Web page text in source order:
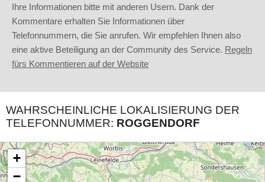
Ihre Informationen bitte mit anderen Usern. Dank der
Kommentare erhalten Sie Informationen über
Telefonnummern, die Sie anrufen. Wir empfehlen Ihnen also
eine aktive Beteiligung an der Community des Service. Regeln
fürs Kommentieren auf der Website
WAHRSCHEINLICHE LOKALISIERUNG DER
TELEFONNUMMER: ROGGENDORF